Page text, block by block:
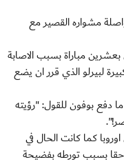
ما حرمه في مواصلة مشواره القصير مع
بعشرين مباراة بسبب الاصابة
للمرة الاولى منذ 2003 بفضل المساهمة الكبيرة لبيرلو الذي قرر ان يضع
دفع بوفون للقول: "رؤيته
كما كانت الحال في
لاحقا بسبب تورطه بفضيحة